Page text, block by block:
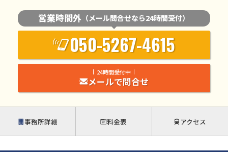
営業時間外 （メール問合せなら24時間受付）
050-5267-4615
24時間受付中
メールで問合せ
事務所詳細 料金表 アクセス